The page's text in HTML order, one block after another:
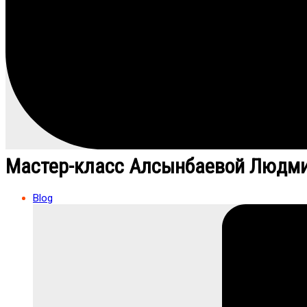
Мастер-класс Алсынбаевой
Blog